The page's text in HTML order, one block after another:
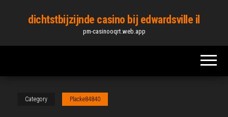
content
dichtstbijzijnde casino bij edwardsville il
pm-casinooqrt.web.app
Category Placke84840